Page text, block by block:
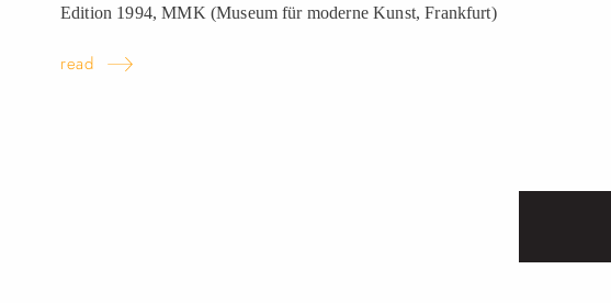
Edition 1994, MMK (Museum für moderne Kunst, Frankfurt)
read